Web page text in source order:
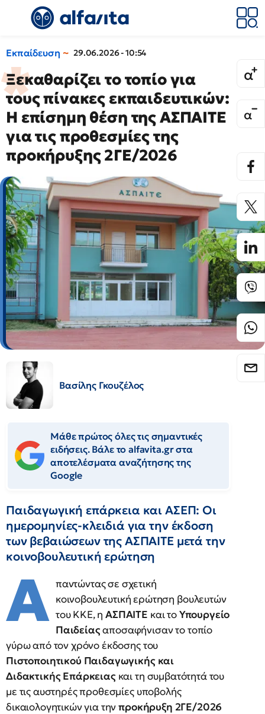
Εκπαίδευση 29.06.2026 - 10:54
Ξεκαθαρίζει το τοπίο για
τους πίνακες εκπαιδευτικών:
Η επίσημη θέση της ΑΣΠΑΙΤΕ
για τις προθεσμίες της
προκήρυξης 2ΓΕ/2026
Βασίλης Γκουζέλος
Μάθε πρώτος όλες τις σημαντικές
ειδήσεις. Βάλε το alfavita.gr στα
αποτελέσματα αναζήτησης της
Google
Παιδαγωγική επάρκεια και ΑΣΕΠ: Οι
ημερομηνίες-κλειδιά για την έκδοση
των βεβαιώσεων της ΑΣΠΑΙΤΕ μετά την
κοινοβουλευτική ερώτηση
Α παντώντας σε σχετική
κοινοβουλευτική ερώτηση βουλευτών
του ΚΚΕ, ηΑΣΠΑΙΤΕ και τοΥπουργείο
Παιδείαςαποσαφήνισαν το τοπίο
γύρω από τον χρόνο έκδοσης του
Πιστοποιητικού Παιδαγωγικής και
Διδακτικής Επάρκειαςκαι τη συμβατότητά του
με τις αυστηρές προθεσμίες υποβολής
δικαιολογητικών για τηνπροκήρυξη 2ΓΕ/2026